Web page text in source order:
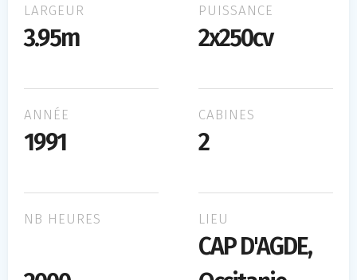
LARGEUR
3.95m
PUISSANCE
2x250cv
ANNÉE
1991
CABINES
2
NB HEURES LIEU
CAP D'AGDE,